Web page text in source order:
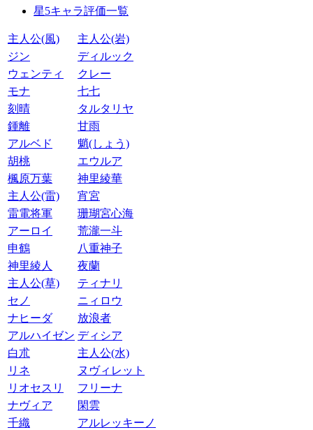
星5キャラ評価一覧
主人公(風)
主人公(岩)
ジン
ディルック
ウェンティ
クレー
モナ
七七
刻晴
タルタリヤ
鍾離
甘雨
アルベド
魈(しょう)
胡桃
エウルア
楓原万葉
神里綾華
主人公(雷)
宵宮
雷電将軍
珊瑚宮心海
アーロイ
荒瀧一斗
申鶴
八重神子
神里綾人
夜蘭
主人公(草)
ティナリ
セノ
ニィロウ
ナヒーダ
放浪者
アルハイゼン ディシア
白朮
主人公(水)
リネ
ヌヴィレット
リオセスリ
フリーナ
ナヴィア
閑雲
千織
アルレッキーノ